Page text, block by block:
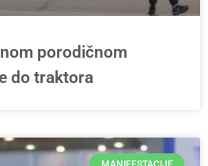
porodičnom
do traktora